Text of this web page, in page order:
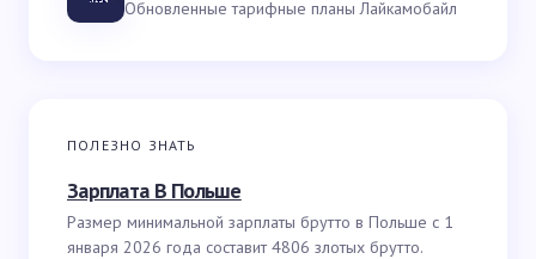
Обновленные тарифные планы Лайкамобайл
ПОЛЕЗНО ЗНАТЬ
Зарплата В Польше
Размер минимальной зарплаты брутто в Польше с 1
января 2026 года составит 4806 злотых брутто.